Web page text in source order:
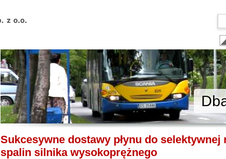
Sukcesywne dostawy płynu do
spalin silnika wysokoprężnego